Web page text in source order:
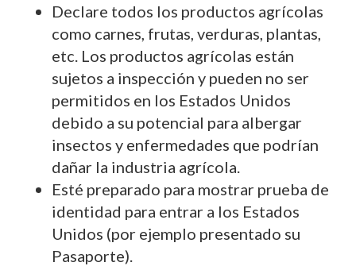
Declare todos los productos agrícolas
como carnes, frutas, verduras, plantas,
etc. Los productos agrícolas están
sujetos a inspección y pueden no ser
permitidos en los Estados Unidos
debido a su potencial para albergar
insectos y enfermedades que podrían
dañar la industria agrícola.
Esté preparado para mostrar prueba de
identidad para entrar a los Estados
Unidos (por ejemplo presentado su
Pasaporte).